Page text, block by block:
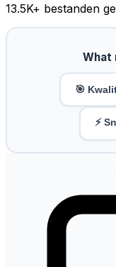
13.5K+ bestanden
What
🎯
⚡